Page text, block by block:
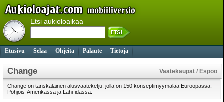
Etsi aukioloaikaa
Etusivu Selaa Ohjeita Palaute Tietoja
Change Vaatekaupat / Espoo
Change on tanskalainen alusvaateketju, jolla on 150 konseptimyymälää Euroopassa,
Pohjois-Amerikassa ja Lähi-idässä.